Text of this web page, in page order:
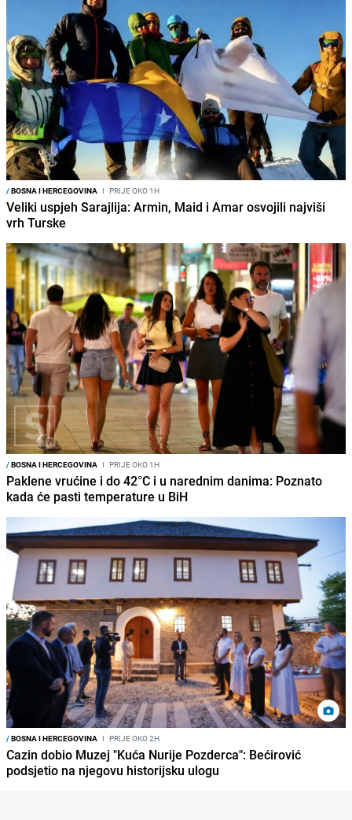
/BOSNA I HERCEGOVINA I PRIJE OKO 1H
Veliki uspjeh Sarajlija: Armin, Maid i Amar osvojili najviši
vrh Turske
/BOSNA I HERCEGOVINA I PRIJE OKO 1H
Paklene vrućine i do 42°C i u narednim danima: Poznato
kada će pasti temperature u BiH
/BOSNA I HERCEGOVINA I PRIJE OKO 2H
Cazin dobio Muzej "Kuća Nurije Pozderca": Bećirović
podsjetio na njegovu historijsku ulogu